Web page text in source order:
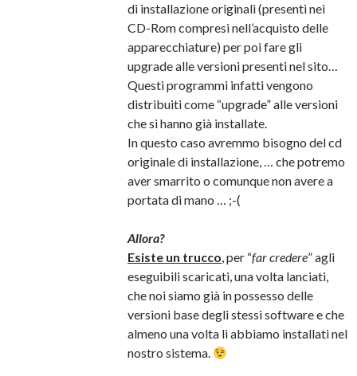
di installazione originali (presenti nei
CD-Rom compresi nell’acquisto delle
apparecchiature) per poi fare gli
upgrade alle versioni presenti nel sito…
Questi programmi infatti vengono
distribuiti come “upgrade” alle versioni
che si hanno già installate.
In questo caso avremmo bisogno del cd
originale di installazione, … che potremo
aver smarrito o comunque non avere a
portata di mano … ;-(
Allora?
Esiste un trucco, per “far credere” agli
eseguibili scaricati, una volta lanciati,
che noi siamo già in possesso delle
versioni base degli stessi software e che
almeno una volta li abbiamo installati nel
nostro sistema.